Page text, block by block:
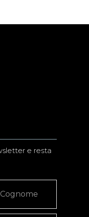
e resta